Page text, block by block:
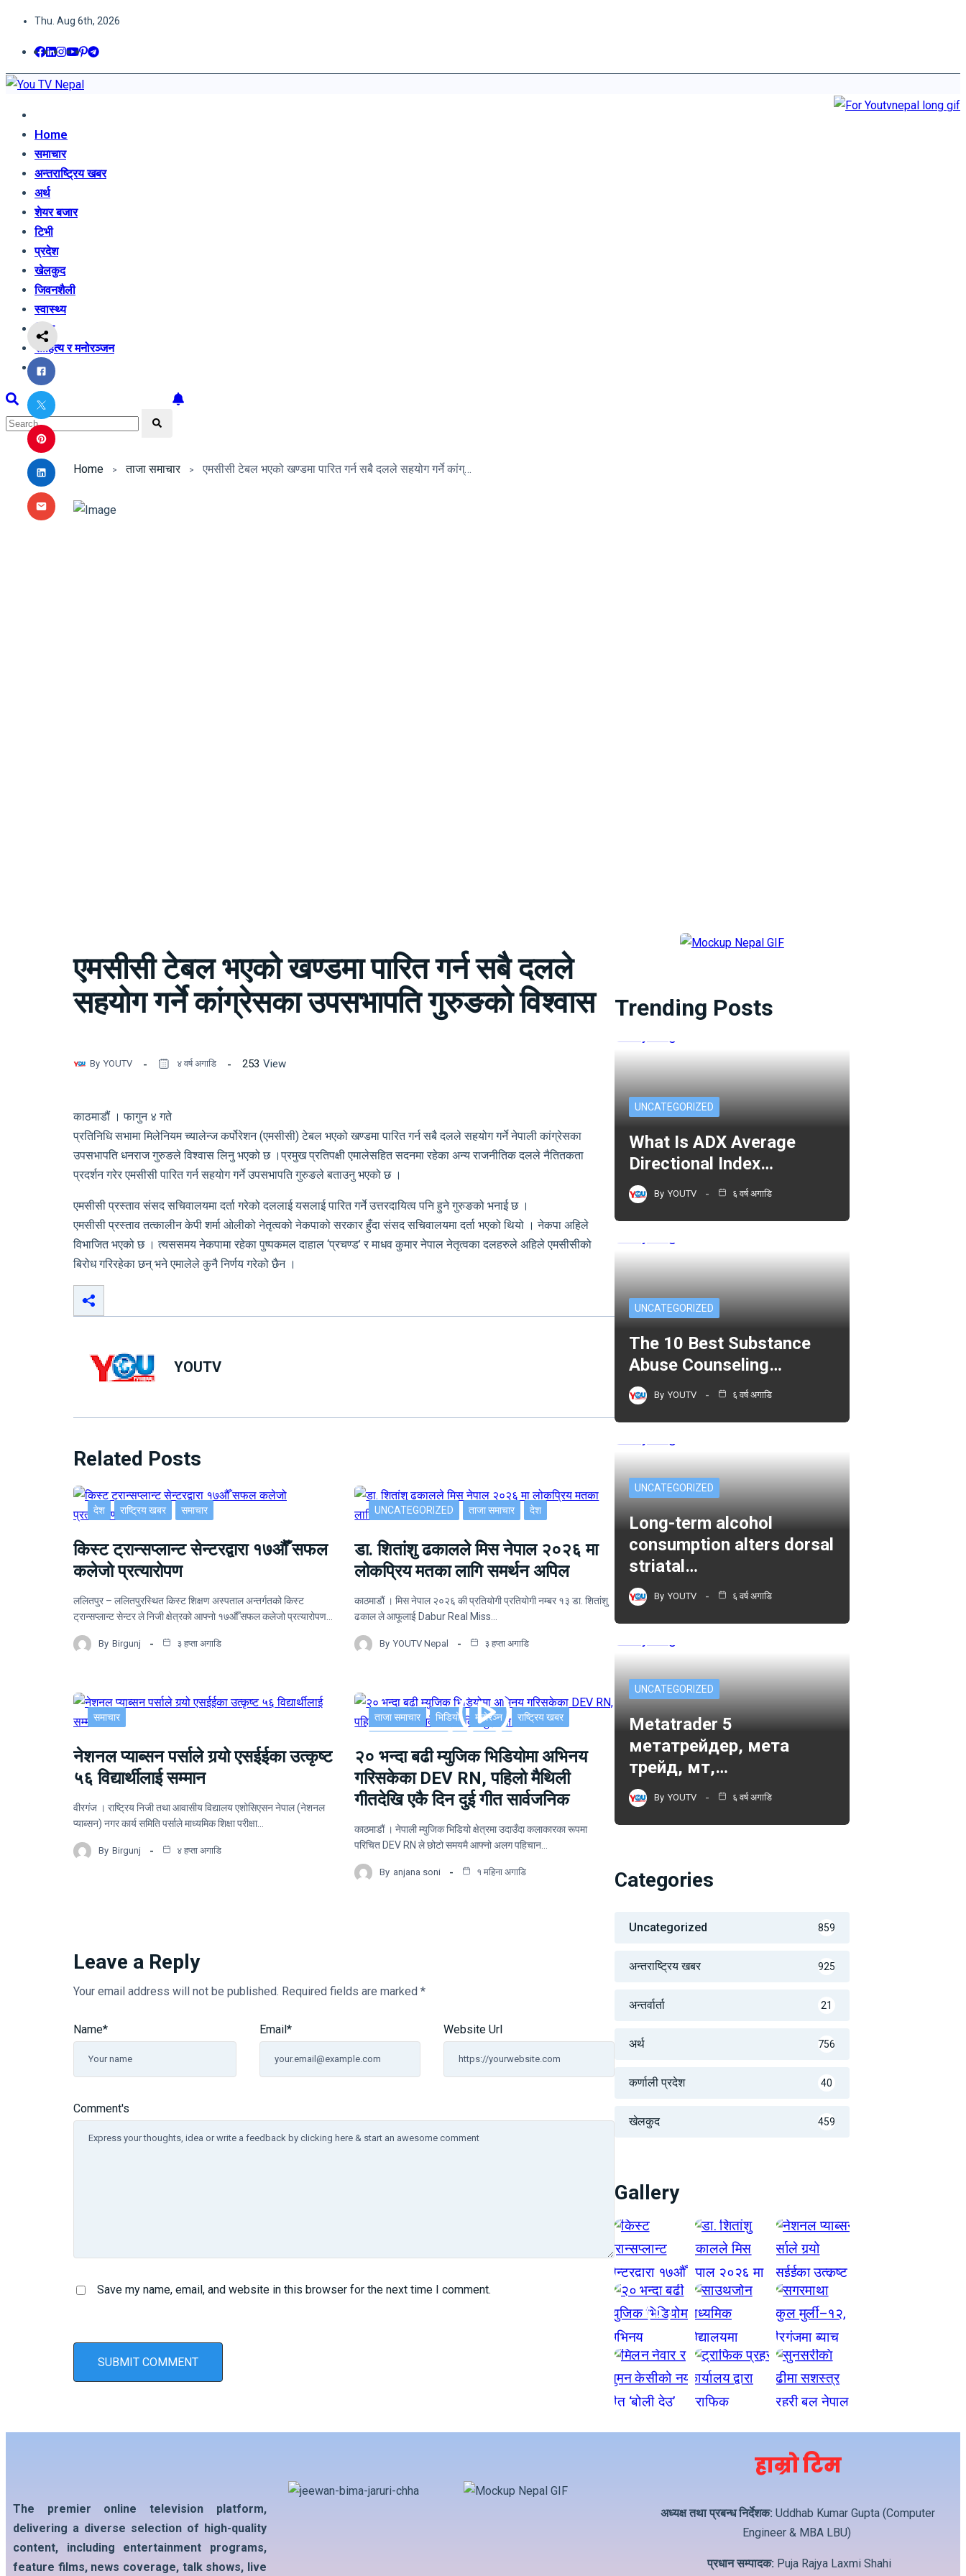
Thu. Aug 6th, 2026
You TV Nepal
News Portal
Home
समाचार
अन्तराष्ट्रिय खबर
अर्थ
शेयर बजार
टिभी
प्रदेश
खेलकुद
जिवनशैली
स्वास्थ्य
शिक्षा
साहित्य र मनोरञ्जन
अन्य
Home ताजा समाचार एमसीसी टेबल भएको खण्डमा पारित गर्न सबै दलले सहयोग गर्ने कांग्रेसका उपसभापति गुरुङको विश्वास
एमसीसी टेबल भएको खण्डमा पारित गर्न सबै दलले
सहयोग गर्ने कांग्रेसका उपसभापति गुरुङको विश्वास
By YOUTV ४ वर्ष अगाडि 253 View
काठमाडौं । फागुन ४ गते
प्रतिनिधि सभामा मिलेनियम च्यालेन्ज कर्पोरेशन (एमसीसी) टेबल भएको खण्डमा पारित गर्न सबै दलले सहयोग गर्ने नेपाली कांग्रेसका
उपसभापति धनराज गुरुङले विश्वास लिनु भएको छ ।प्रमुख प्रतिपक्षी एमालेसहित सदनमा रहेका अन्य राजनीतिक दलले नैतितकता
प्रदर्शन गरेर एमसीसी पारित गर्न सहयोग गर्ने उपसभापति गुरुङले बताउनु भएको छ ।
एमसीसी प्रस्ताव संसद सचिवालयमा दर्ता गरेको दललाई यसलाई पारित गर्ने उत्तरदायित्व पनि हुने गुरुङको भनाई छ ।
एमसीसी प्रस्ताव तत्कालीन केपी शर्मा ओलीको नेतृत्वको नेकपाको सरकार हुँदा संसद सचिवालयमा दर्ता भएको थियो । नेकपा अहिले
विभाजित भएको छ । त्यससमय नेकपामा रहेका पुष्पकमल दाहाल ‘प्रचण्ड’ र माधव कुमार नेपाल नेतृत्वका दलहरुले अहिले एमसीसीको
बिरोध गरिरहेका छन् भने एमालेले कुनै निर्णय गरेको छैन ।
YOUTV
Related Posts
देश राष्ट्रिय खबर समाचार
किस्ट ट्रान्सप्लान्ट सेन्टरद्वारा १७औँ सफल
कलेजो प्रत्यारोपण
ललितपुर – ललितपुरस्थित किस्ट शिक्षण अस्पताल अन्तर्गतको किस्ट
ट्रान्सप्लान्ट सेन्टर ले निजी क्षेत्रको आफ्नो १७औँ सफल कलेजो प्रत्यारोपण…
By Birgunj ३ हप्ता अगाडि
UNCATEGORIZED ताजा समाचार देश
डा. शितांशु ढकालले मिस नेपाल २०२६ मा
लोकप्रिय मतका लागि समर्थन अपिल
काठमाडौं । मिस नेपाल २०२६ की प्रतियोगी प्रतियोगी नम्बर १३ डा. शितांशु
ढकाल ले आफूलाई Dabur Real Miss…
By YOUTV Nepal ३ हप्ता अगाडि
समाचार
नेशनल प्याब्सन पर्साले गर्‍यो एसईईका उत्कृष्ट
५६ विद्यार्थीलाई सम्मान
वीरगंज । राष्ट्रिय निजी तथा आवासीय विद्यालय एशोसिएसन नेपाल (नेशनल
प्याब्सन) नगर कार्य समिति पर्साले माध्यमिक शिक्षा परीक्षा…
By Birgunj ४ हप्ता अगाडि
ताजा समाचार भिडियो मनोरञ्न राष्ट्रिय खबर
२० भन्दा बढी म्युजिक भिडियोमा अभिनय
गरिसकेका DEV RN, पहिलो मैथिली
गीतदेखि एकै दिन दुई गीत सार्वजनिक
काठमाडौं । नेपाली म्युजिक भिडियो क्षेत्रमा उदाउँदा कलाकारका रूपमा
परिचित DEV RN ले छोटो समयमै आफ्नो अलग पहिचान…
By anjana soni १ महिना अगाडि
Leave a Reply
Your email address will not be published. Required fields are marked *
Comment's
Name* Email* Website Url
Save my name, email, and website in this browser for the next time I comment.
Trending Posts
UNCATEGORIZED
What Is ADX Average
Directional Index…
By YOUTV ६ वर्ष अगाडि
UNCATEGORIZED
The 10 Best Substance
Abuse Counseling…
By YOUTV ६ वर्ष अगाडि
UNCATEGORIZED
Long-term alcohol
consumption alters dorsal
striatal…
By YOUTV ६ वर्ष अगाडि
UNCATEGORIZED
Metatrader 5
метатрейдер, мета
трейд, мт,…
By YOUTV ६ वर्ष अगाडि
Categories
Uncategorized 859
अन्तराष्ट्रिय खबर 925
अन्तर्वार्ता 21
अर्थ 756
कर्णाली प्रदेश 40
खेलकुद 459
Gallery
The premier online television platform,
delivering a diverse selection of high-quality
content, including entertainment programs,
feature films, news coverage, talk shows, live
हाम्रो टिम
अध्यक्ष तथा प्रबन्ध निर्देशक:Uddhab Kumar Gupta (Computer
Engineer & MBA LBU)
प्रधान सम्पादक: Puja Rajya Laxmi Shahi